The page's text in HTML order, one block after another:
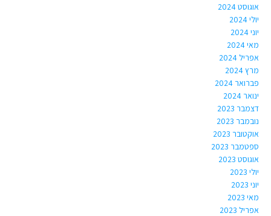
אוגוסט 2024
יולי 2024
יוני 2024
מאי 2024
אפריל 2024
מרץ 2024
פברואר 2024
ינואר 2024
דצמבר 2023
נובמבר 2023
אוקטובר 2023
ספטמבר 2023
אוגוסט 2023
יולי 2023
יוני 2023
מאי 2023
אפריל 2023